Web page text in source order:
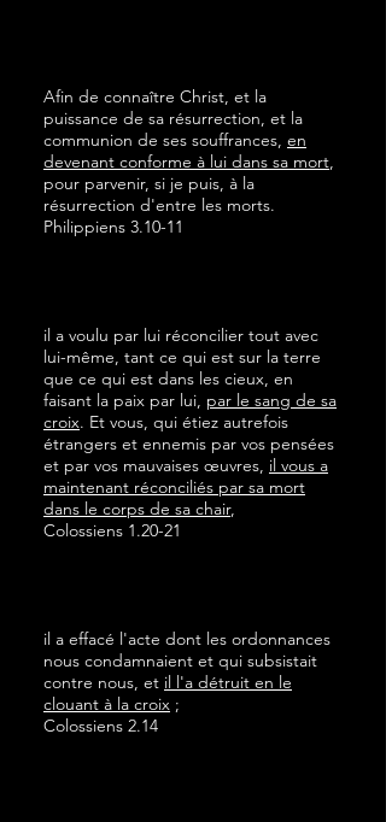
Afin de connaître Christ, et la
puissance de sa résurrection, et la
communion de ses souffrances, en
devenant conforme à lui dans sa mort,
pour parvenir, si je puis, à la
résurrection d'entre les morts.
Philippiens 3.10-11
il a voulu par lui réconcilier tout avec
lui-même, tant ce qui est sur la terre
que ce qui est dans les cieux, en
faisant la paix par lui, par le sang de sa
croix. Et vous, qui étiez autrefois
étrangers et ennemis par vos pensées
et par vos mauvaises œuvres, il vous a
maintenant réconciliés par sa mort
dans le corps de sa chair,
Colossiens 1.20-21
il a effacé l'acte dont les ordonnances
nous condamnaient et qui subsistait
contre nous, et il l'a détruit en le
clouant à la croix ;
Colossiens 2.14